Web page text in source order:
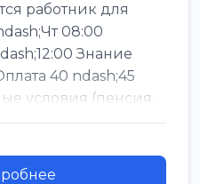
работник для
08:00
Знание
40 ndash;45
условия (пенсия,